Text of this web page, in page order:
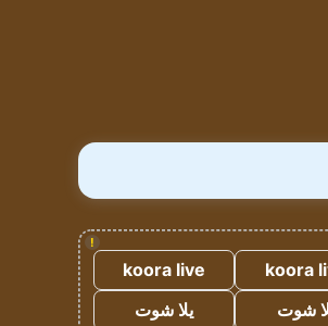
!
koora
koora live
شوت
يلا شوت